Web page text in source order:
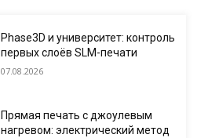
Phase3D и университет: контроль
первых слоёв SLM-печати
07.08.2026
Прямая печать с джоулевым
нагревом: электрический метод